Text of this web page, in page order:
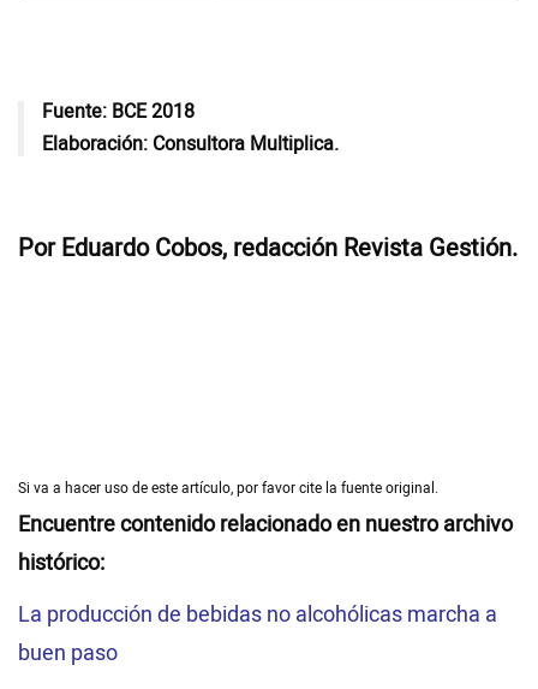
Fuente: BCE 2018
Elaboración: Consultora Multiplica.
Por Eduardo Cobos, redacción Revista Gestión.
Si va a hacer uso de este artículo, por favor cite la fuente original.
Encuentre contenido relacionado en nuestro archivo
histórico:
La producción de bebidas no alcohólicas marcha a
buen paso